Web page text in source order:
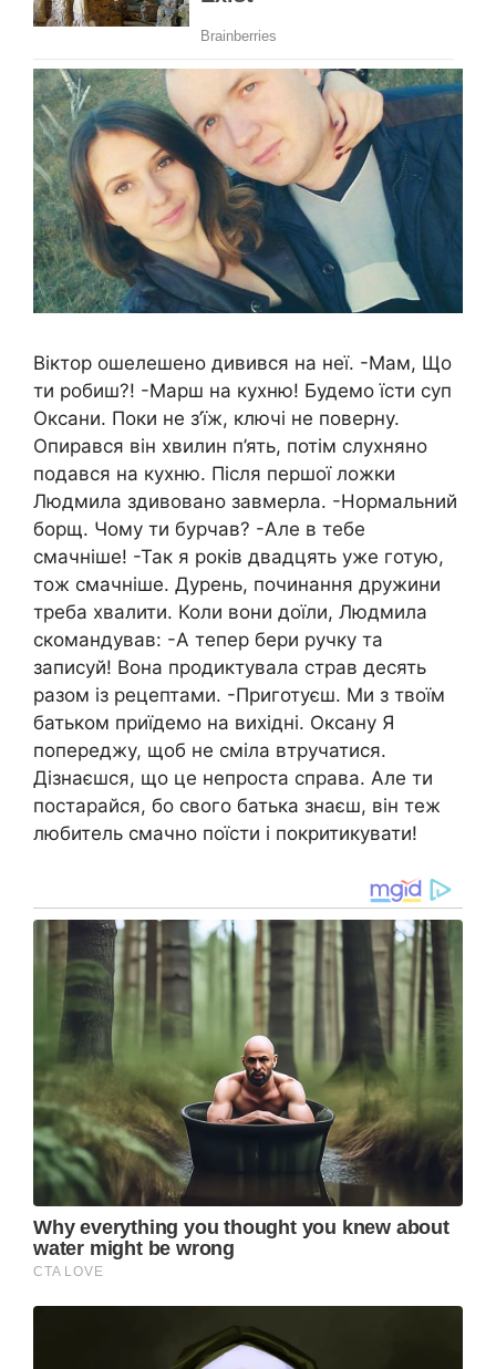
Віктор ошелешено дивився на неї. -Мам, Що
ти робиш?! -Марш на кухню! Будемо їсти суп
Оксани. Поки не з’їж, ключі не поверну.
Опирався він хвилин п’ять, потім слухняно
подався на кухню. Після першої ложки
Людмила здивовано завмерла. -Нормальний
борщ. Чому ти бурчав? -Але в тебе
смачніше! -Так я років двадцять уже готую,
тож смачніше. Дурень, починання дружини
треба хвалити. Коли вони доїли, Людмила
скомандував: -А тепер бери ручку та
записуй! Вона продиктувала страв десять
разом із рецептами. -Приготуєш. Ми з твоїм
батьком приїдемо на вихідні. Оксану Я
попереджу, щоб не сміла втручатися.
Дізнаєшся, що це непроста справа. Але ти
постарайся, бо свого батька знаєш, він теж
любитель смачно поїсти і покритикувати!